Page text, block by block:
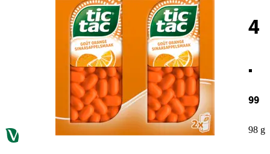
4
.
99
98 g